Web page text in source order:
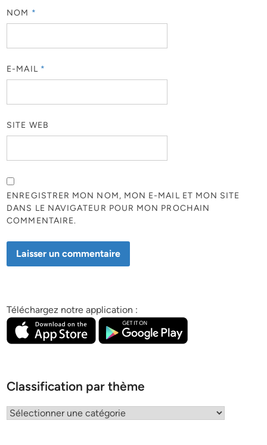
NOM *
E-MAIL *
SITE WEB
ENREGISTRER MON NOM, MON E-MAIL ET MON SITE
DANS LE NAVIGATEUR POUR MON PROCHAIN
COMMENTAIRE.
Téléchargez notre application :
Classification par thème
Classification